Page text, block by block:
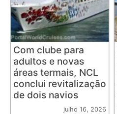
Com clube para
adultos e novas
áreas termais, NCL
conclui revitalização
de dois navios
julho 16, 2026